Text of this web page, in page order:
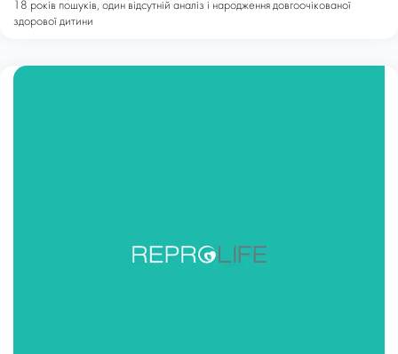
18 років пошуків, один відсутній аналіз і народження довгоочікованої
здорової дитини